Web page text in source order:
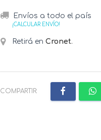
Envíos a todo el país
¡CALCULAR ENVÍO!
Retirá en Cronet.
COMPARTIR: